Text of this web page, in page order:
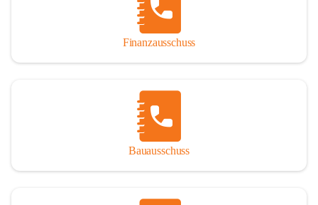
Finanzausschuss
Bauausschuss